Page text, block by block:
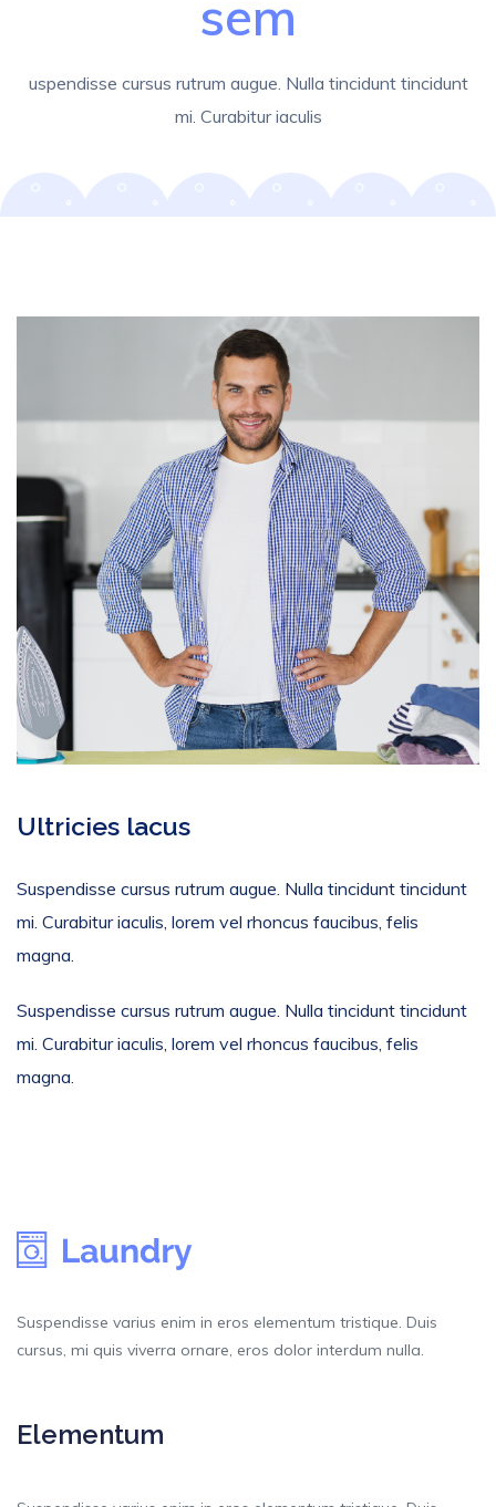
sem
uspendisse cursus rutrum augue. Nulla tincidunt tincidunt
mi. Curabitur iaculis
Ultricies lacus
Suspendisse cursus rutrum augue. Nulla tincidunt tincidunt
mi. Curabitur iaculis, lorem vel rhoncus faucibus, felis
magna.
Suspendisse cursus rutrum augue. Nulla tincidunt tincidunt
mi. Curabitur iaculis, lorem vel rhoncus faucibus, felis
magna.
Suspendisse varius enim in eros elementum tristique. Duis
cursus, mi quis viverra ornare, eros dolor interdum nulla.
Elementum